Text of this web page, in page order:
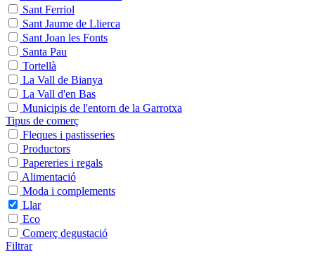
Sant Ferriol
Sant Jaume de Llierca
Sant Joan les Fonts
Santa Pau
Tortellà
La Vall de Bianya
La Vall d'en Bas
Municipis de l'entorn de la Garrotxa
Tipus de comerç
Fleques i pastisseries
Productors
Papereries i regals
Alimentació
Moda i complements
Llar
Eco
Comerç degustació
Filtrar